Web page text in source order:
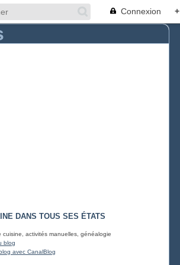
Connexion +
DANS TOUS SES ÉTATS
cuisine, activités manuelles, généalogie
blog
avec CanalBlog